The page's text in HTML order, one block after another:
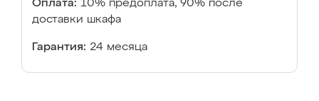
Оплата: 10% предоплата, 90% после
доставки шкафа
Гарантия: 24 месяца